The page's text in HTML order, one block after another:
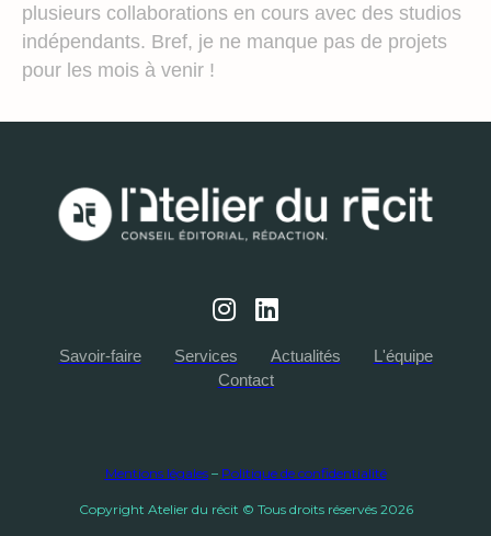
plusieurs collaborations en cours avec des studios
indépendants. Bref, je ne manque pas de projets
pour les mois à venir !
Savoir-faire Services Actualités
L'équipe
Contact
Mentions légales– Politique de confidentialité
Copyright Atelier du récit © Tous droits réservés 2026